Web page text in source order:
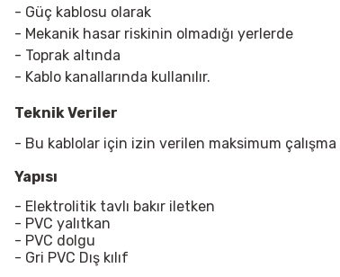
- Güç kablosu olarak
- Mekanik hasar riskinin olmadığı yerlerde
- Toprak altında
- Kablo kanallarında kullanılır.
Teknik Veriler
- Bu kablolar için izin verilen maksimum çalışma
Yapısı
- Elektrolitik tavlı bakır iletken
- PVC yalıtkan
- PVC dolgu
- Gri PVC Dış kılıf